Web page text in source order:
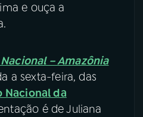
e ouça a
– Amazônia
a sexta-feira, das
Nacional da
é de Juliana